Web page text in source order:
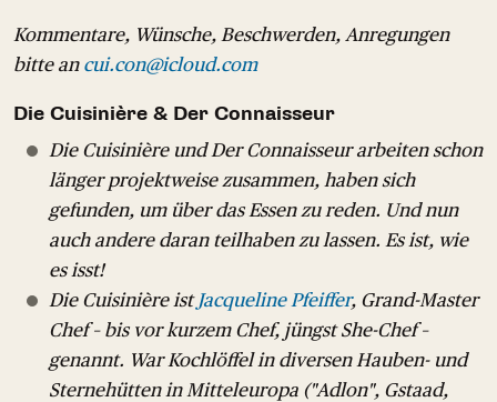
Kommentare, Wünsche, Beschwerden, Anregungen
bitte an cui.con@icloud.com
Die Cuisinière & Der Connaisseur
Die Cuisinière und Der Connaisseur arbeiten schon
länger projektweise zusammen, haben sich
gefunden, um über das Essen zu reden. Und nun
auch andere daran teilhaben zu lassen. Es ist, wie
es isst!
Die Cuisinière ist Jacqueline Pfeiffer, Grand-Master
Chef – bis vor kurzem Chef, jüngst She-Chef –
genannt. War Kochlöffel in diversen Hauben- und
Sternehütten in Mitteleuropa ("Adlon", Gstaad,